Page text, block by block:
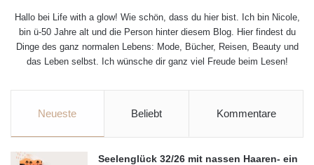
Hallo bei Life with a glow! Wie schön, dass du hier bist. Ich bin Nicole,
bin ü-50 Jahre alt und die Person hinter diesem Blog. Hier findest du
Dinge des ganz normalen Lebens: Mode, Bücher, Reisen, Beauty und
das Leben selbst. Ich wünsche dir ganz viel Freude beim Lesen!
Neueste Beliebt Kommentare
Seelenglück 32/26 mit nassen Haaren- ein